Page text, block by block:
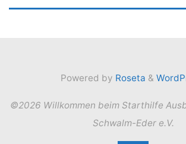
Powered by Roseta &
©2026 Willkommen beim Starthilfe
Schwalm-Eder e.V.